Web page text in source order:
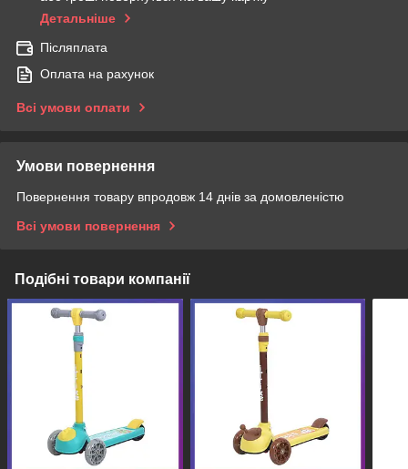
Детальніше
Післяплата
Оплата на рахунок
Всі умови оплати
Умови повернення
Повернення товару впродовж 14 днів за домовленістю
Всі умови повернення
Подібні товари компанії